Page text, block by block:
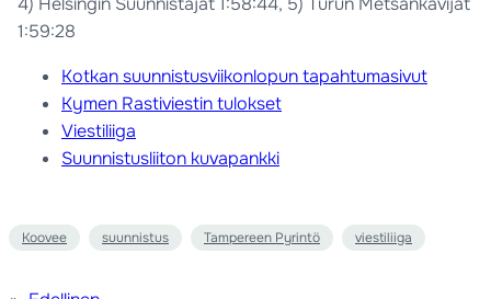
1:59:28
Kotkan suunnistusviikonlopun tapahtumasivut
Kymen Rastiviestin tulokset
Viestiliiga
Suunnistusliiton kuvapankki
Koovee suunnistus Tampereen Pyrintö viestiliiga